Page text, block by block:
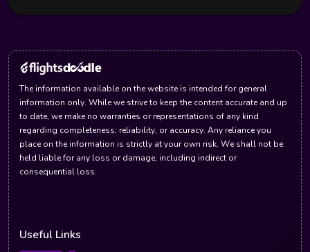
The information available on the website is intended for general
information only. While we strive to keep the content accurate and up
to date, we make no warranties or representations of any kind
regarding completeness, reliability, or accuracy. Any reliance you
place on the information is strictly at your own risk. We shall not be
held liable for any loss or damage, including indirect or
consequential loss.
Useful Links